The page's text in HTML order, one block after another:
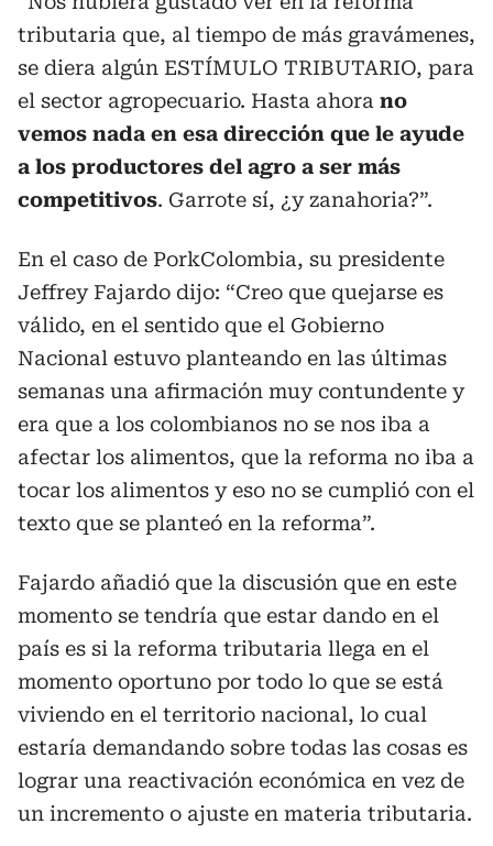
tributaria que, al tiempo de más gravámenes,
se diera algún ESTÍMULO TRIBUTARIO, para
el sector agropecuario. Hasta ahora no
vemos nada en esa dirección que le ayude
a los productores del agro a ser más
competitivos. Garrote sí, ¿y zanahoria?”.
En el caso de PorkColombia, su presidente
Jeffrey Fajardo dijo: “Creo que quejarse es
válido, en el sentido que el Gobierno
Nacional estuvo planteando en las últimas
semanas una afirmación muy contundente y
era que a los colombianos no se nos iba a
afectar los alimentos, que la reforma no iba a
tocar los alimentos y eso no se cumplió con el
texto que se planteó en la reforma”.
Fajardo añadió que la discusión que en este
momento se tendría que estar dando en el
país es si la reforma tributaria llega en el
momento oportuno por todo lo que se está
viviendo en el territorio nacional, lo cual
estaría demandando sobre todas las cosas es
lograr una reactivación económica en vez de
un incremento o ajuste en materia tributaria.